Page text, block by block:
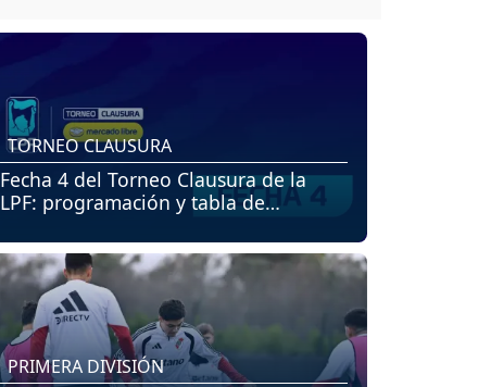
TORNEO CLAUSURA
Fecha 4 del Torneo Clausura de la
LPF: programación y tabla de
PRIMERA DIVISIÓN